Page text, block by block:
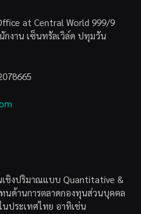
at Central World 999/9
กงาน เซ็นทรัลเวิล์ด ปทุมวัน
ชิงปริมาณแบบ Quantitative &
นด้านการตลาดกองทุนส่วนบุคคล
ประเทศไทย อาทิเช่น